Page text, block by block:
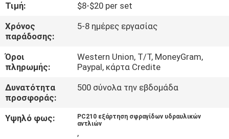
ΈΛΕΓΧΟΣ
ΜΑΣ
ΕΛΆΤΕ
ΣΕ
ΕΠΑΦΉ
ΜΕ
Τιμή:
$8-$20 per set
Χρόνος
παράδοσης:
5-8 ημέρες εργασίας
Όροι
πληρωμής:
Western Union, T/T, MoneyGram,
Paypal, κάρτα Credite
Δυνατότητα
προσφοράς:
500 σύνολα την εβδομάδα
Υψηλό φως:
PC210 εξάρτηση σφραγίδων υδραυλικών
αντλιών
,